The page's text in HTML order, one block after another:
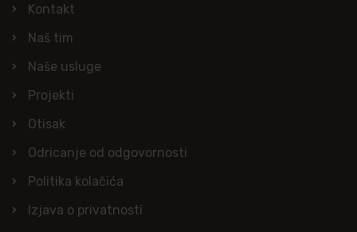
Kontakt
Naš tim
Naše usluge
Projekti
Otisak
Odricanje od odgovornosti
Politika kolačića
Izjava o privatnosti